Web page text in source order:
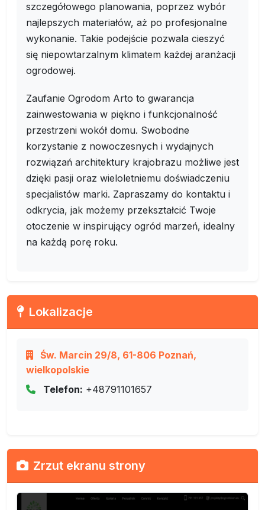
szczegółowego planowania, poprzez wybór
najlepszych materiałów, aż po profesjonalne
wykonanie. Takie podejście pozwala cieszyć
się niepowtarzalnym klimatem każdej aranżacji
ogrodowej.
Zaufanie Ogrodom Arto to gwarancja
zainwestowania w piękno i funkcjonalność
przestrzeni wokół domu. Swobodne
korzystanie z nowoczesnych i wydajnych
rozwiązań architektury krajobrazu możliwe jest
dzięki pasji oraz wieloletniemu doświadczeniu
specjalistów marki. Zapraszamy do kontaktu i
odkrycia, jak możemy przekształcić Twoje
otoczenie w inspirujący ogród marzeń, idealny
na każdą porę roku.
Lokalizacje
Św. Marcin 29/8, 61-806 Poznań,
wielkopolskie
Telefon: +48791101657
Zrzut ekranu strony